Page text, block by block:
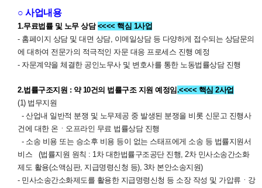
○ 사업내용
1.무료법률 및 노무 상담<<<< 핵심 1사업
- 홈페이지 상담 및 대면 상담, 이메일상담 등 다양하게 접수되는 상담문의
에 대하여 전문가의 적극적인 자문 대응 프로세스 진행 예정
- 자문계약을 체결한 공인노무사 및 변호사를 통한 노동법률상담 진행
2.법률구조지원 : 약 10건의 법률구조 지원 예정임 .<<<< 핵심 2사업
(1) 법무지원
- 산업내 일반적 분쟁 및 노무제공 중 발생된 분쟁을 비롯 신문고 진행사
건에 대한 온ㆍ오프라인 무료 법률상담 진행
- 소송 비용 또는 승소후 비용 등이 없는 스태프에게 소송 등 법률지원서
비스 (법률지원 원칙 : 1차 대한법률구조공단 진행, 2차 민사소송간소화
제도 활용(소액심판, 지급명령신청 등), 3차 본안소송지원)
- 민사소송간소화제도를 활용한 지급명령신청 등 소장 작성 및 가압류ㆍ강